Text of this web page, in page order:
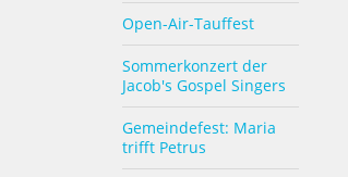
Open-Air-Tauffest
Sommerkonzert der
Jacob's Gospel Singers
Gemeindefest: Maria
trifft Petrus